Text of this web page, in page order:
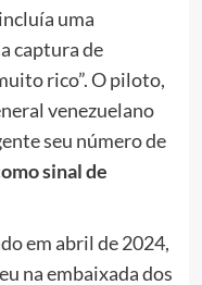
uma
captura de
rico”.O piloto,
venezuelano
seu número de
sinal de
em abril de 2024,
na embaixada dos